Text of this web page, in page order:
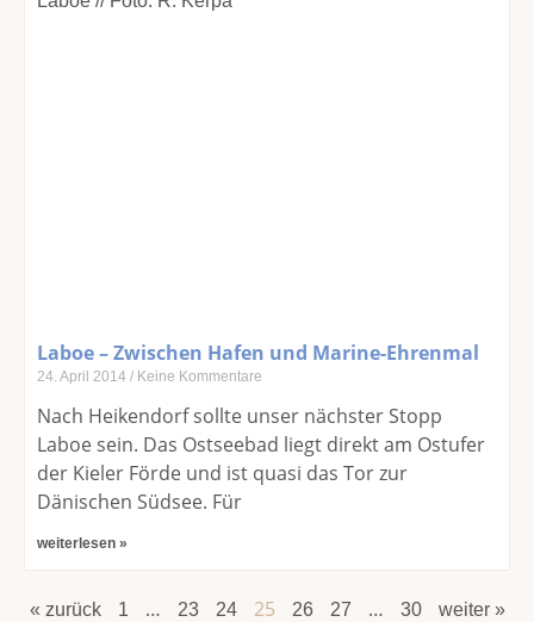
Laboe – Zwischen Hafen und Marine-Ehrenmal
24. April 2014 Keine Kommentare
Nach Heikendorf sollte unser nächster Stopp
Laboe sein. Das Ostseebad liegt direkt am Ostufer
der Kieler Förde und ist quasi das Tor zur
Dänischen Südsee. Für
weiterlesen »
« zurück 1 … 23 24 25 26 27 … 30 weiter »